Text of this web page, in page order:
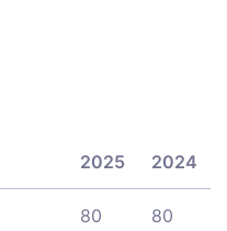
2025 2024
80 80